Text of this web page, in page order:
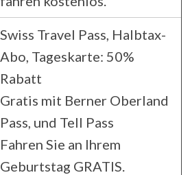
Swiss Travel Pass, Halbtax-
Abo, Tageskarte: 50%
Rabatt
Gratis mit Berner Oberland
Pass, und Tell Pass
Fahren Sie an Ihrem
Geburtstag GRATIS.